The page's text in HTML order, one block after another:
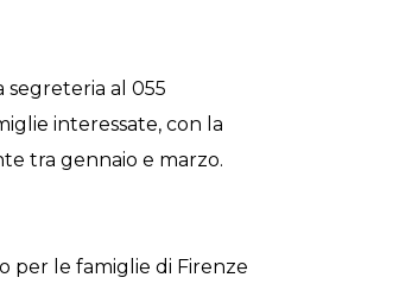
segreteria al 055
interessate, con la
tra gennaio e marzo.
per le famiglie di Firenze